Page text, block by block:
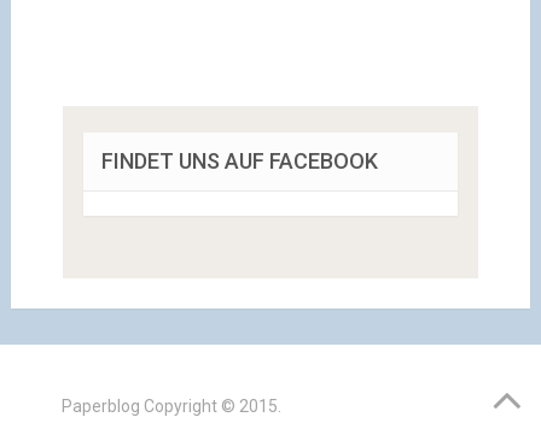
FINDET UNS AUF FACEBOOK
Paperblog Copyright © 2015.